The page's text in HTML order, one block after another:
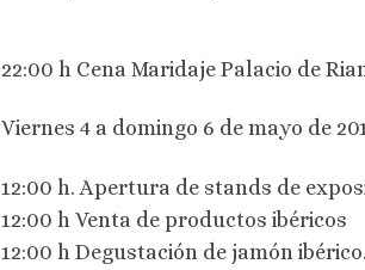
22:00 h Cena Maridaje Palacio de
Viernes 4 a domingo 6 de mayo de
12:00 h. Apertura de stands de
12:00 h Venta de productos ibéricos
12:00 h Degustación de jamón ibérico.